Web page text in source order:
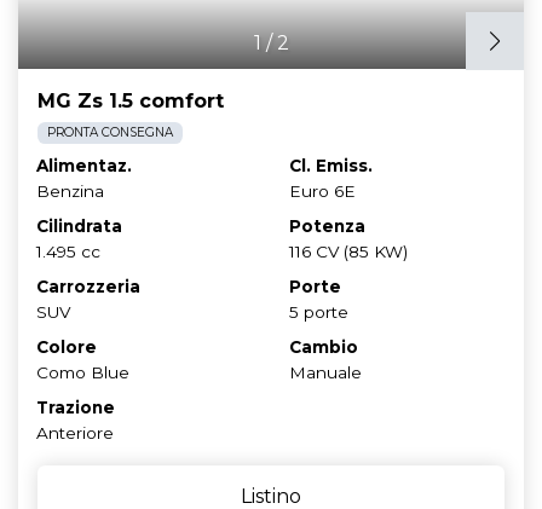
1/2
MG Zs 1.5 comfort
PRONTA CONSEGNA
Alimentaz.
Benzina
Cl. Emiss.
Euro 6E
Cilindrata
1.495 cc
Potenza
116 CV (85 KW)
Carrozzeria
SUV
Porte
5 porte
Colore
Como Blue
Cambio
Manuale
Trazione
Anteriore
Listino